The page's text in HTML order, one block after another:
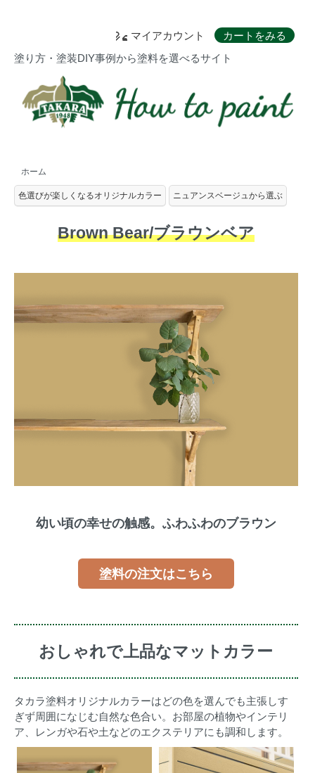
マイアカウント
カートをみる
塗り方・塗装DIY事例から塗料を選べるサイト
ホーム
色選びが楽しくなるオリジナルカラー ニュアンスベージュから選ぶ
Brown Bear/ブラウンベア
幼い頃の幸せの触感。ふわふわのブラウン
塗料の注文はこちら
おしゃれで上品なマットカラー
タカラ塗料オリジナルカラーはどの色を選んでも主張しす
ぎず周囲になじむ自然な色合い。お部屋の植物やインテリ
ア、レンガや石や土などのエクステリアにも調和します。